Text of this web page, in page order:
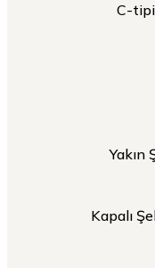
C-
Yakın
Kapalı